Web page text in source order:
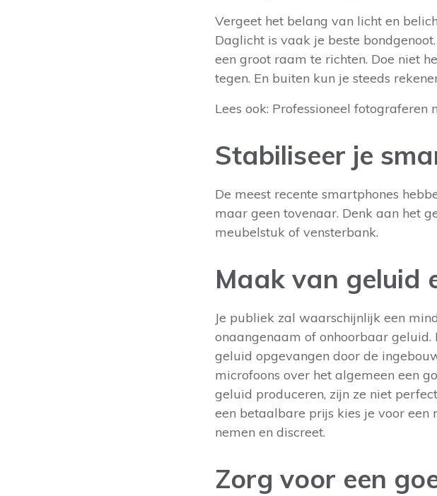
Vergeet het belang van licht en
Daglicht is vaak je beste
een groot raam te richten. Doe niet
tegen. En buiten kun je steeds
Lees ook: Professioneel fotograferen
Stabiliseer je
De meest recente smartphones
maar geen tovenaar. Denk aan het
meubelstuk of vensterbank.
Maak van geluid
Je publiek zal waarschijnlijk een
onaangenaam of onhoorbaar
geluid opgevangen door de
microfoons over het algemeen een
geluid produceren, zijn ze niet
een betaalbare prijs kies je voor een
nemen en discreet.
Zorg voor een